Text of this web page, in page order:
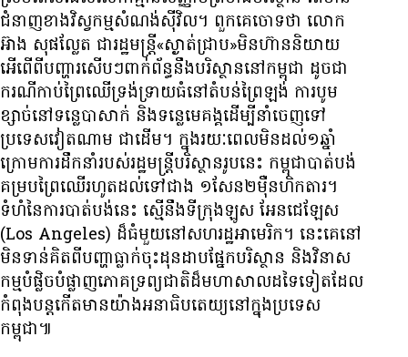
ជំនាញ​ខាង​វិស្វកម្ម​សំណង់​ស៊ីវិល។ ពួកគេ​ចោទ​ថា លោក
អ៊ាង សុផល្លែត ជា​រដ្ឋមន្ត្រី​«ស្ងាត់​ជ្រាប»​មិន​ហ៊ាន​និយាយ​
អើពើ​ពី​បញ្ហា​រសើប​ៗ​ពាក់ព័ន្ធ​នឹង​បរិស្ថាន​នៅ​កម្ពុជា ដូច​ជា​
ករណី​កាប់​ព្រៃឈើ​ទ្រង់ទ្រាយ​ធំ​នៅ​តំបន់​ព្រៃឡង់ ការ​បូម​
ខ្សាច់​នៅ​ទន្លេ​បាសាក់ និង​ទន្លេ​មេគង្គ​ដើម្បី​នាំ​ចេញ​ទៅ​
ប្រទេស​វៀតណាម ជាដើម។ ក្នុង​រយៈពេល​មិនដល់​១ឆ្នាំ​
ក្រោម​ការ​ដឹកនាំ​របស់​រដ្ឋមន្ត្រី​បរិស្ថាន​រូប​នេះ កម្ពុជា​បាត់បង់​
គម្រប​ព្រៃឈើ​រហូតដល់​ទៅ​ជាង ១សែន​២ម៉ឺន​ហិកតារ។
ទំហំ​នៃ​ការបាត់បង់​នេះ ស្មើនឹង​ទីក្រុង​ឡូស អែនជេឡែស
(Los Angeles) ដ៏​ធំ​មួយ​នៅ​សហរដ្ឋ​អាមេរិក។ នេះ​គេ​នៅ​
មិនទាន់​គិត​ពី​បញ្ហា​ធ្លាក់​ចុះ​ដុនដាប​ផ្នែក​បរិស្ថាន និង​វិនាស
កម្ម​បំផ្លិចបំផ្លាញ​ភោគទ្រព្យ​ជាតិ​ដ៏​មហាសាល​ដទៃ​ទៀត​ដែល​
កំពុង​បន្ត​កើត​មាន​យ៉ាង​អនាធិបតេយ្យ​នៅ​ក្នុង​ប្រទេស​
កម្ពុជា៕